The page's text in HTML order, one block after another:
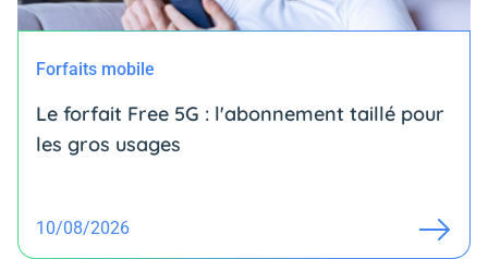
Forfaits mobile
Le forfait Free 5G : l'abonnement taillé pour
les gros usages
10/08/2026